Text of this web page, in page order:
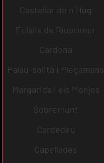
Castellar de n´Hug
Eulàlia de Riuprimer
Cardona
Palau-solità i Plegamans
Margarida i els Monjos
Sobremunt
Cardedeu
Capellades